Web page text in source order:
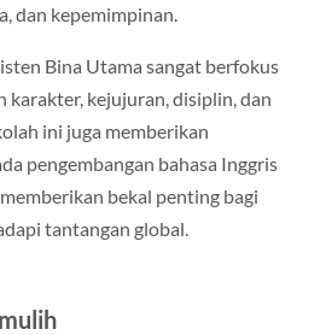
dan kepemimpinan.
Bina Utama sangat berfokus
karakter, kejujuran, disiplin, dan
ini juga memberikan
pengembangan bahasa Inggris
bekal penting bagi
tantangan global.